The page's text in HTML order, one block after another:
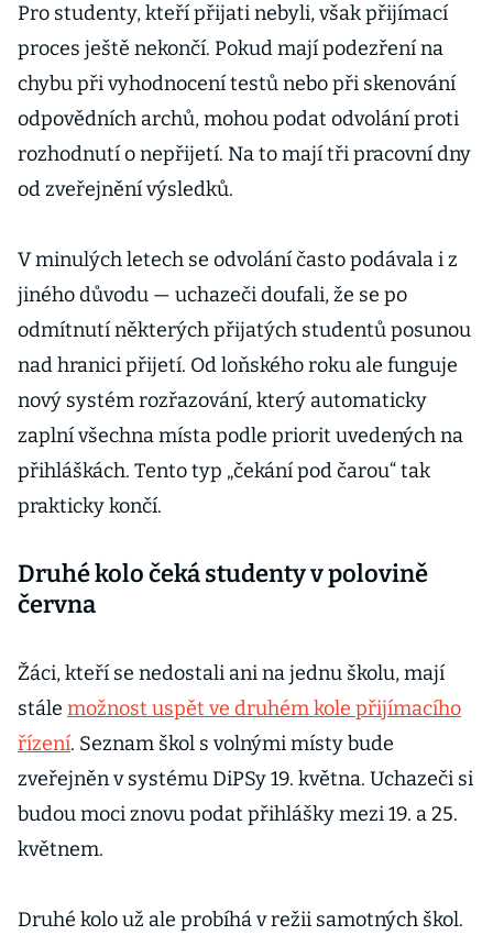
Pro studenty, kteří přijati nebyli, však přijímací
proces ještě nekončí. Pokud mají podezření na
chybu při vyhodnocení testů nebo při skenování
odpovědních archů, mohou podat odvolání proti
rozhodnutí o nepřijetí. Na to mají tři pracovní dny
od zveřejnění výsledků.
V minulých letech se odvolání často podávala i z
jiného důvodu — uchazeči doufali, že se po
odmítnutí některých přijatých studentů posunou
nad hranici přijetí. Od loňského roku ale funguje
nový systém rozřazování, který automaticky
zaplní všechna místa podle priorit uvedených na
přihláškách. Tento typ „čekání pod čarou“ tak
prakticky končí.
Druhé kolo čeká studenty v polovině
června
Žáci, kteří se nedostali ani na jednu školu, mají
stále možnost uspět ve druhém kole přijímacího
řízení. Seznam škol s volnými místy bude
zveřejněn v systému DiPSy 19. května. Uchazeči si
budou moci znovu podat přihlášky mezi 19. a 25.
květnem.
Druhé kolo už ale probíhá v režii samotných škol.